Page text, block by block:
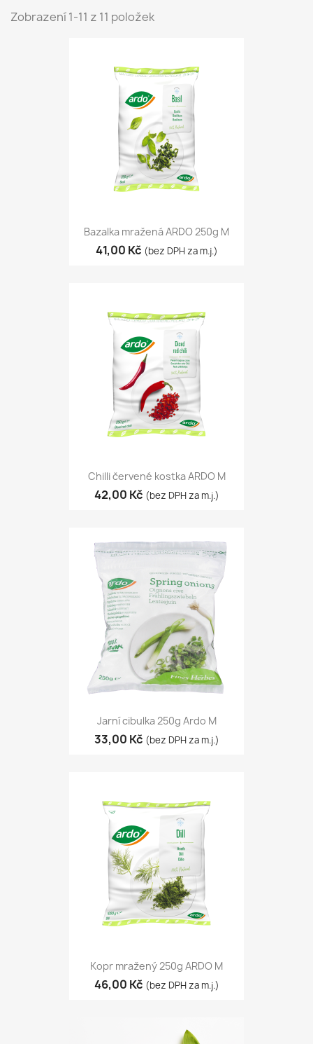
Zobrazení 1-11 z 11 položek
Bazalka mražená ARDO 250g M
41,00 Kč (bez DPH za m.j.)
Chilli červené kostka ARDO M
42,00 Kč (bez DPH za m.j.)
Jarní cibulka 250g Ardo M
33,00 Kč (bez DPH za m.j.)
Kopr mražený 250g ARDO M
46,00 Kč (bez DPH za m.j.)